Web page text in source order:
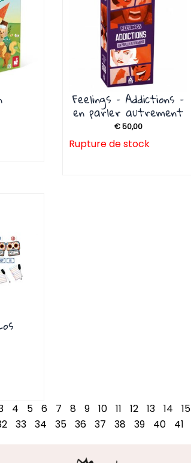
Feelings – Addictions –
en parler autrement
€50,00
Rupture de stock
4 5 6 7 8 9 10 11 12 13 14 15
33 34 35 36 37 38 39 40 41